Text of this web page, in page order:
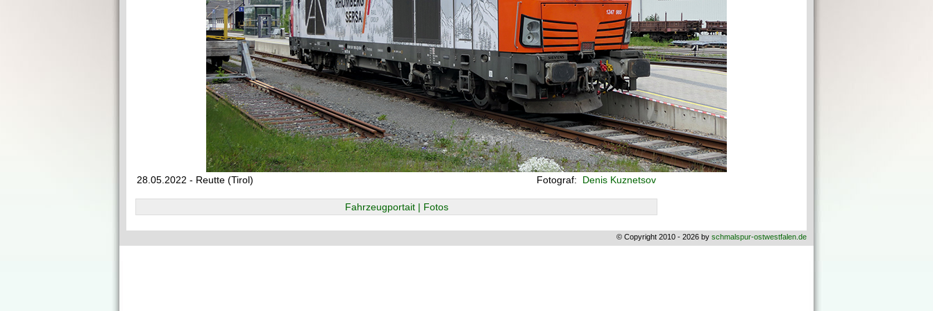
28.05.2022 - Reutte (Tirol) Fotograf: Denis Kuznetsov
Fahrzeugportait | Fotos
© Copyright 2010 - 2026 by schmalspur-ostwestfalen.de